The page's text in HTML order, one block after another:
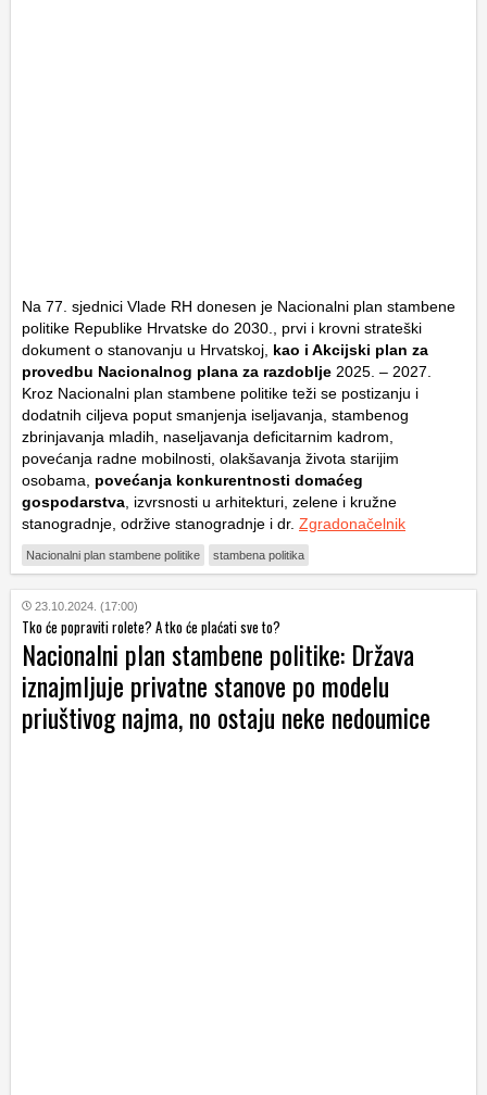
Na 77. sjednici Vlade RH donesen je Nacionalni plan stambene
politike Republike Hrvatske do 2030., prvi i krovni strateški
dokument o stanovanju u Hrvatskoj, kao i Akcijski plan za
provedbu Nacionalnog plana za razdoblje 2025. – 2027.
Kroz Nacionalni plan stambene politike teži se postizanju i
dodatnih ciljeva poput smanjenja iseljavanja, stambenog
zbrinjavanja mladih, naseljavanja deficitarnim kadrom,
povećanja radne mobilnosti, olakšavanja života starijim
osobama, povećanja konkurentnosti domaćeg
gospodarstva , izvrsnosti u arhitekturi, zelene i kružne
stanogradnje, održive stanogradnje i dr. Zgradonačelnik
Nacionalni plan stambene politike stambena politika
23.10.2024. (17:00)
Tko će popraviti rolete? A tko će plaćati sve to?
Nacionalni plan stambene politike: Država
iznajmljuje privatne stanove po modelu
priuštivog najma, no ostaju neke nedoumice